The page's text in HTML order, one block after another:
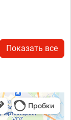
Показать все